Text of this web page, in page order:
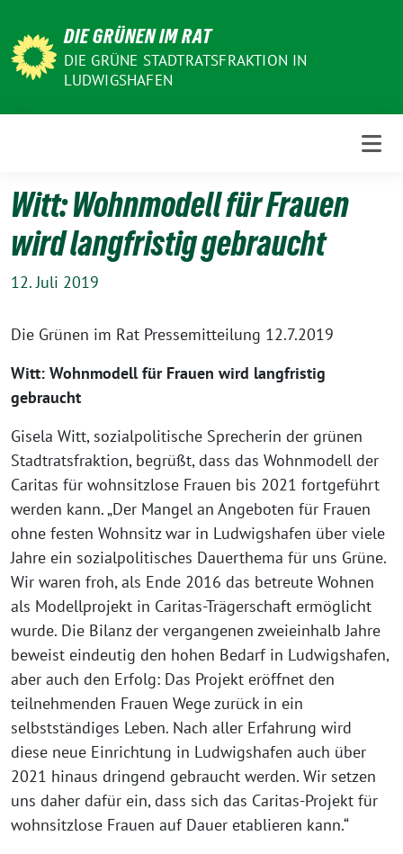
zum
Inhalt
DIE GRÜNEN IM RAT
DIE GRÜNE STADTRATSFRAKTION IN
LUDWIGSHAFEN
Witt: Wohnmodell für Frauen
wird langfristig gebraucht
12. Juli 2019
Die Grünen im Rat Pressemitteilung 12.7.2019
Witt: Wohnmodell für Frauen wird langfristig
gebraucht
Gisela Witt, sozialpolitische Sprecherin der grünen
Stadtratsfraktion, begrüßt, dass das Wohnmodell der
Caritas für wohnsitzlose Frauen bis 2021 fortgeführt
werden kann. „Der Mangel an Angeboten für Frauen
ohne festen Wohnsitz war in Ludwigshafen über viele
Jahre ein sozialpolitisches Dauerthema für uns Grüne.
Wir waren froh, als Ende 2016 das betreute Wohnen
als Modellprojekt in Caritas-Trägerschaft ermöglicht
wurde. Die Bilanz der vergangenen zweieinhalb Jahre
beweist eindeutig den hohen Bedarf in Ludwigshafen,
aber auch den Erfolg: Das Projekt eröffnet den
teilnehmenden Frauen Wege zurück in ein
selbstständiges Leben. Nach aller Erfahrung wird
diese neue Einrichtung in Ludwigshafen auch über
2021 hinaus dringend gebraucht werden. Wir setzen
uns daher dafür ein, dass sich das Caritas-Projekt für
wohnsitzlose Frauen auf Dauer etablieren kann.“